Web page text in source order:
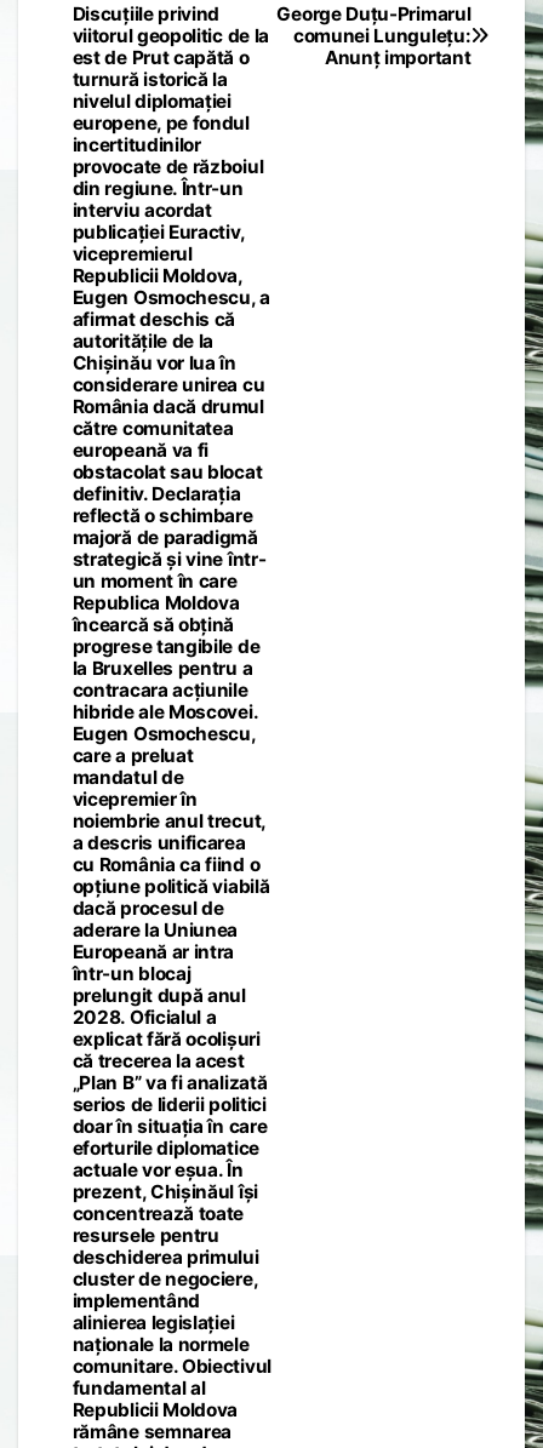
Post
navigation
George Duțu-Primarul
comunei Lungulețu:
Anunț important
Discuțiile privind
viitorul geopolitic de la
est de Prut capătă o
turnură istorică la
nivelul diplomației
europene, pe fondul
incertitudinilor
provocate de războiul
din regiune. Într-un
interviu acordat
publicației Euractiv,
vicepremierul
Republicii Moldova,
Eugen Osmochescu, a
afirmat deschis că
autoritățile de la
Chișinău vor lua în
considerare unirea cu
România dacă drumul
către comunitatea
europeană va fi
obstacolat sau blocat
definitiv. Declarația
reflectă o schimbare
majoră de paradigmă
strategică și vine într-
un moment în care
Republica Moldova
încearcă să obțină
progrese tangibile de
la Bruxelles pentru a
contracara acțiunile
hibride ale Moscovei.
Eugen Osmochescu,
care a preluat
mandatul de
vicepremier în
noiembrie anul trecut,
a descris unificarea
cu România ca fiind o
opțiune politică viabilă
dacă procesul de
aderare la Uniunea
Europeană ar intra
într-un blocaj
prelungit după anul
2028. Oficialul a
explicat fără ocolișuri
că trecerea la acest
„Plan B” va fi analizată
serios de liderii politici
doar în situația în care
eforturile diplomatice
actuale vor eșua. În
prezent, Chișinăul își
concentrează toate
resursele pentru
deschiderea primului
cluster de negociere,
implementând
alinierea legislației
naționale la normele
comunitare. Obiectivul
fundamental al
Republicii Moldova
rămâne semnarea